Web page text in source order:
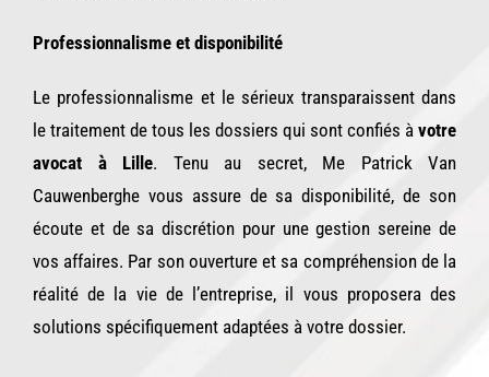
Professionnalisme et disponibilité
Le professionnalisme et le sérieux transparaissent dans
le traitement de tous les dossiers qui sont confiés à votre
avocat à Lille. Tenu au secret, Me Patrick Van
Cauwenberghe vous assure de sa disponibilité, de son
écoute et de sa discrétion pour une gestion sereine de
vos affaires. Par son ouverture et sa compréhension de la
réalité de la vie de l’entreprise, il vous proposera des
solutions spécifiquement adaptées à votre dossier.